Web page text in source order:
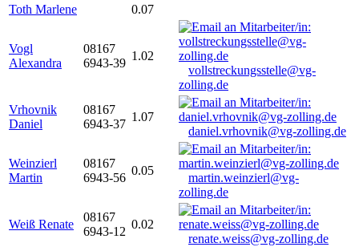
Toth Marlene
0.07
Vogl
Alexandra
08167
6943-39
1.02
vollstreckungsstelle@vg-
zolling.de
Vrhovnik
Daniel
08167
6943-37
1.07
daniel.vrhovnik@vg-zolling.de
Weinzierl
Martin
08167
6943-56
0.05
martin.weinzierl@vg-
zolling.de
Weiß Renate
08167
6943-12
0.02
renate.weiss@vg-zolling.de